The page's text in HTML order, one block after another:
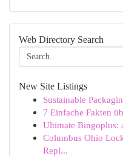
Web Directory Search
New Site Listings
Sustainable
7 Einfache Fakten
Ultimate Bingoplus:
Columbus Ohio
Repl...